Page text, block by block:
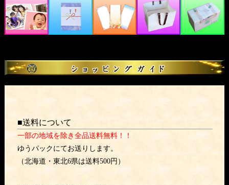
■送料について
一部の地域を除き全品送料無料！！
ゆうパックにてお送りします。
（北海道・東北6県は送料500円）